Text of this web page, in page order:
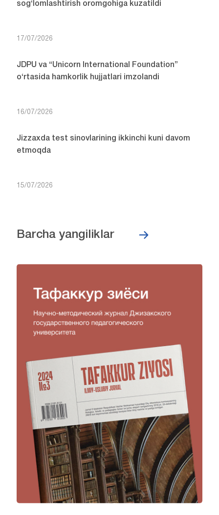
sog‘lomlashtirish oromgohiga kuzatildi
17/07/2026
JDPU va “Unicorn International Foundation”
o‘rtasida hamkorlik hujjatlari imzolandi
16/07/2026
Jizzaxda test sinovlarining ikkinchi kuni davom
etmoqda
15/07/2026
Barcha yangiliklar